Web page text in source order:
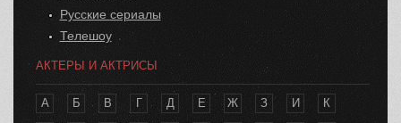
Русские сериалы
Телешоу
АКТЕРЫ И АКТРИСЫ
А Б В Г Д Е Ж З И К